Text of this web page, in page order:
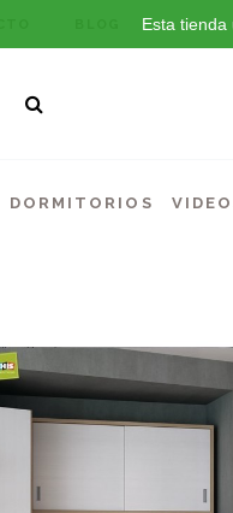
Esta
DORMITORIOS